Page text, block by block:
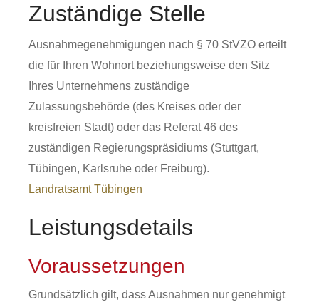
Zuständige Stelle
Ausnahmegenehmigungen nach § 70 StVZO erteilt
die für Ihren Wohnort beziehungsweise den Sitz
Ihres Unternehmens zuständige
Zulassungsbehörde (des Kreises oder der
kreisfreien Stadt) oder das Referat 46 des
zuständigen Regierungspräsidiums (Stuttgart,
Tübingen, Karlsruhe oder Freiburg).
Landratsamt Tübingen
Leistungsdetails
Voraussetzungen
Grundsätzlich gilt, dass Ausnahmen nur genehmigt